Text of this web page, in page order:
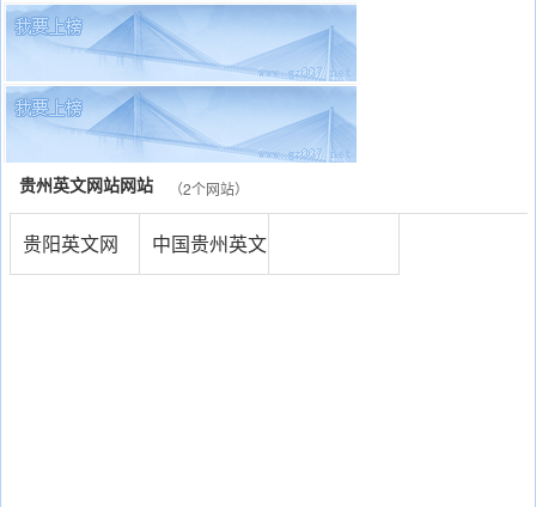
贵州英文网站网站 （2个网站）
贵阳英文网 中国贵州英文